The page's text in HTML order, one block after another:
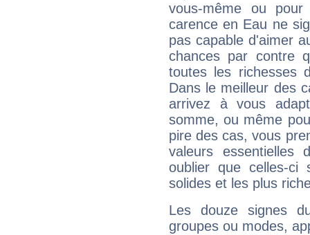
vous-même ou
carence en Eau ne
pas capable d'aimer
chances par contre
toutes les richesses
Dans le meilleur des
arrivez à vous
somme, ou même
pire des cas, vous
valeurs
oublier que celles-
solides et les plus
Les douze signes
groupes ou modes,